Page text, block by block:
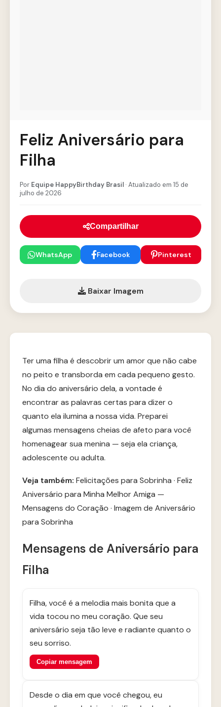
Feliz Aniversário para
Filha
Por Equipe HappyBirthday Brasil · Atualizado em 15 de
julho de 2026
Compartilhar
WhatsApp Facebook Pinterest
Baixar Imagem
Ter uma filha é descobrir um amor que não cabe
no peito e transborda em cada pequeno gesto.
No dia do aniversário dela, a vontade é
encontrar as palavras certas para dizer o
quanto ela ilumina a nossa vida. Preparei
algumas mensagens cheias de afeto para você
homenagear sua menina — seja ela criança,
adolescente ou adulta.
Veja também: Felicitações para Sobrinha · Feliz
Aniversário para Minha Melhor Amiga —
Mensagens do Coração · Imagem de Aniversário
para Sobrinha
Mensagens de Aniversário para
Filha
Filha, você é a melodia mais bonita que a
vida tocou no meu coração. Que seu
aniversário seja tão leve e radiante quanto o
seu sorriso.
Copiar mensagem
Desde o dia em que você chegou, eu